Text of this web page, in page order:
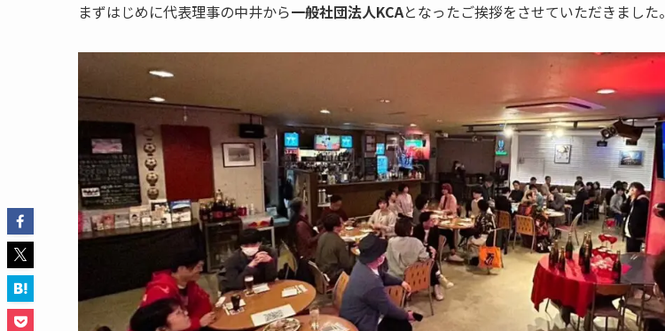
まずはじめに代表理事の中井から一般社団法人KCAとなったご挨拶をさせていただきました。